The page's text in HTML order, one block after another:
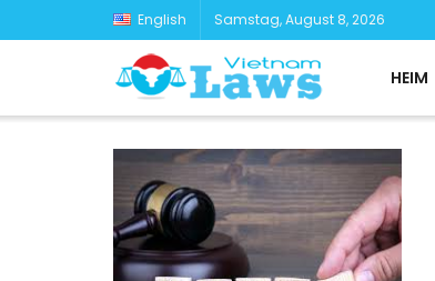
English Samstag, August 8, 2026
HEIM